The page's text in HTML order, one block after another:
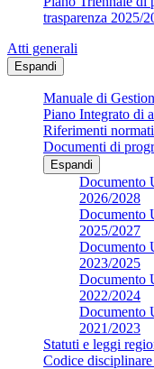
trasparenza 2025/
Atti generali
Espandi
Manuale di
Piano Integrato di
Riferimenti
Documenti di
Espandi
Documento
2026/2028
Documento
2025/2027
Documento
2023/2025
Documento
2022/2024
Documento
2021/2023
Statuti e leggi
Codice